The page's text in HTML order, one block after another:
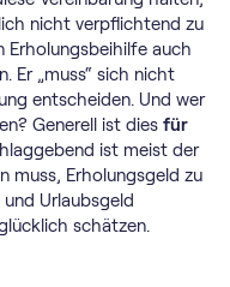
nicht verpflichtend zu
Erholungsbeihilfe auch
Er „muss“ sich nicht
entscheiden. Und wer
Generell ist dies für
ist meist der
muss, Erholungsgeld zu
Urlaubsgeld
schätzen.